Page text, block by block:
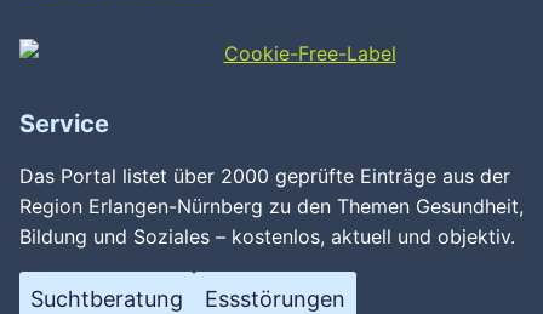
Service
Das Portal listet über 2000 geprüfte Einträge aus der
Region Erlangen-Nürnberg zu den Themen Gesundheit,
Bildung und Soziales – kostenlos, aktuell und objektiv.
Suchtberatung Essstörungen